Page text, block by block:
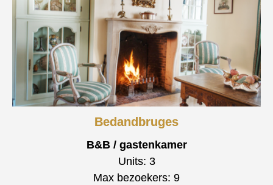
Bedandbruges
B&B / gastenkamer
Units: 3
Max bezoekers: 9